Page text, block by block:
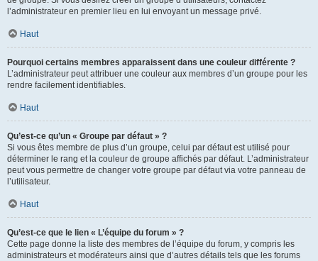
l’administrateur en premier lieu en lui envoyant un message privé.
Haut
Pourquoi certains membres apparaissent dans une couleur différente ?
L’administrateur peut attribuer une couleur aux membres d’un groupe pour les
rendre facilement identifiables.
Haut
Qu’est-ce qu’un « Groupe par défaut » ?
Si vous êtes membre de plus d’un groupe, celui par défaut est utilisé pour
déterminer le rang et la couleur de groupe affichés par défaut. L’administrateur
peut vous permettre de changer votre groupe par défaut via votre panneau de
l’utilisateur.
Haut
Qu’est-ce que le lien « L’équipe du forum » ?
Cette page donne la liste des membres de l’équipe du forum, y compris les
administrateurs et modérateurs ainsi que d’autres détails tels que les forums